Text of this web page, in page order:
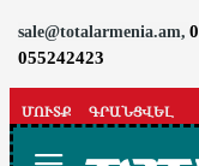
sale@totalarmenia.am,
055242423
ՄՈՒՏՔ ԳՐԱՆՑՎԵԼ